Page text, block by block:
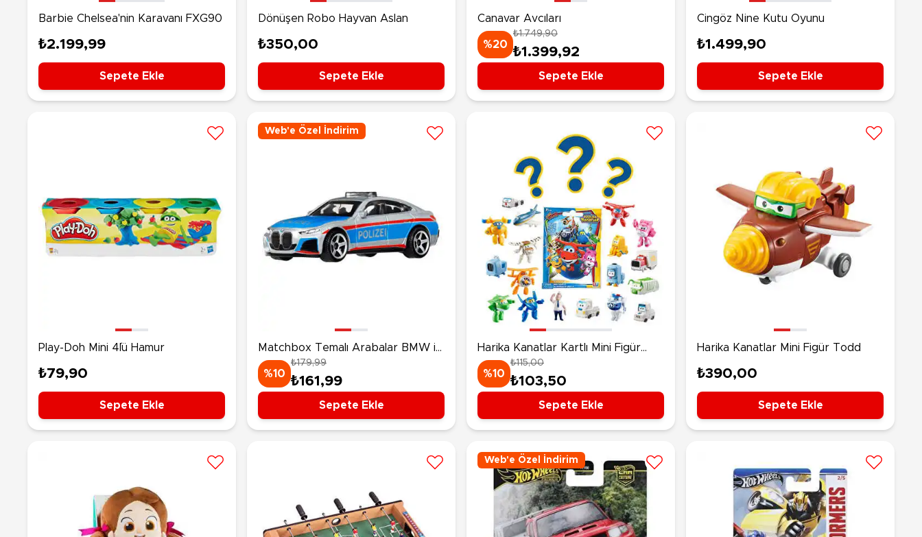
Barbie Chelsea'nin Karavanı FXG90
₺2.199,99
Sepete Ekle
Dönüşen Robo Hayvan Aslan
₺350,00
Sepete Ekle
Canavar Avcıları
%20
₺1.749,90
₺1.399,92
Sepete Ekle
Cingöz Nine Kutu Oyunu
₺1.499,90
Sepete Ekle
Play-Doh Mini 4´lü Hamur
₺79,90
Sepete Ekle
Web'e Özel İndirim
Matchbox Temalı Arabalar BMW i4
Police Sedan Berline JJR56
%10
₺179,99
₺161,99
Sepete Ekle
Harika Kanatlar Kartlı Mini Figür
Sürpriz Paket
%10
₺115,00
₺103,50
Sepete Ekle
Harika Kanatlar Mini Figür Todd
₺390,00
Sepete Ekle
Web'e Özel İndirim